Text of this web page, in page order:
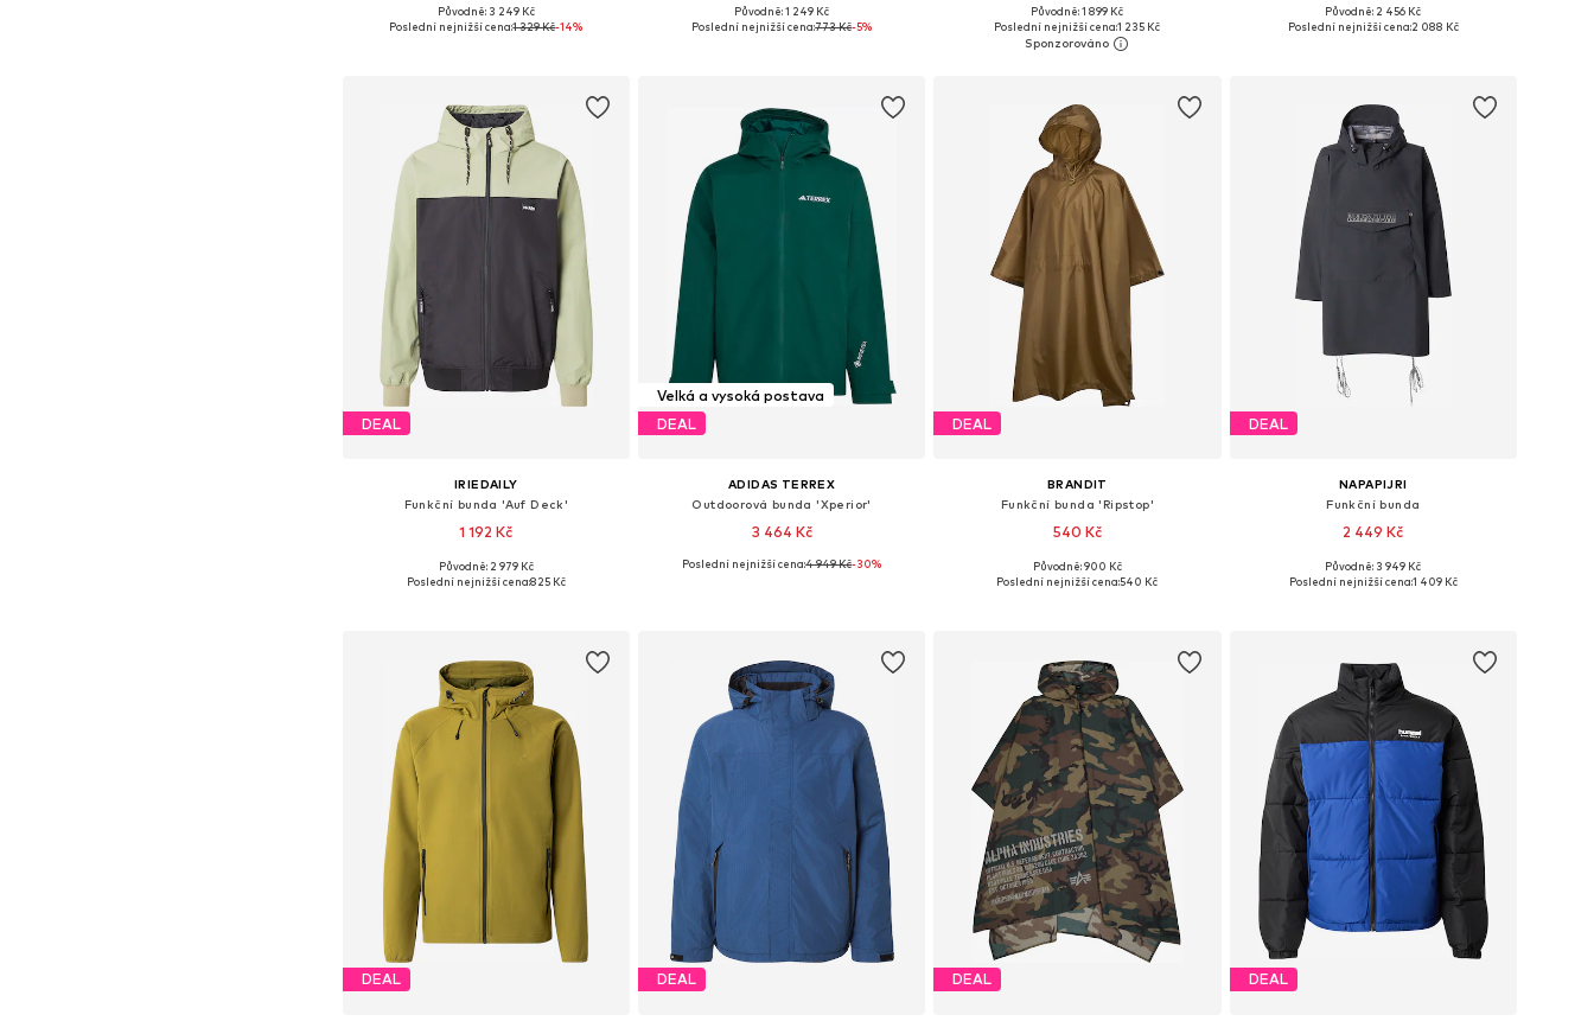
Dostupné velikosti: M, L, XL
Původně: 3 249 Kč
Poslední nejnižší cena:1 329 Kč-14%
Dostupné velikosti: S, M, L, XL, XXL
Původně: 1 249 Kč
Poslední nejnižší cena:773 Kč-5%
Dostupné velikosti: S, M, L, XL, XXL
Přidat do košíku
Původně: 1 899 Kč
Poslední nejnižší cena:1 235 Kč
+ 1
Dostupné velikosti: M, L, XL, XXL, XXXL, 4XL
Původně: 2 456 Kč
Poslední nejnižší cena:2 088 Kč
DEAL
IRIEDAILY
Funkční bunda 'Auf Deck'
1 192 Kč
+ 5
Dostupné velikosti: XS, S, M, L, XL
Původně: 2 979 Kč
Poslední nejnižší cena:825 Kč
Velká a vysoká postava
DEAL
ADIDAS TERREX
Outdoorová bunda 'Xperior'
3 464 Kč
Dostupné velikosti: XS, S, M, L, XL
Poslední nejnižší cena:4 949 Kč-30%
DEAL
BRANDIT
Funkční bunda 'Ripstop'
540 Kč
+2
Dostupné velikosti: XS-XXL
Původně: 900 Kč
Poslední nejnižší cena:540 Kč
DEAL
NAPAPIJRI
Funkční bunda
2 449 Kč
Dostupné velikosti: XS-XXL
Původně: 3 949 Kč
Poslední nejnižší cena:1 409 Kč
DEAL DEAL DEAL DEAL